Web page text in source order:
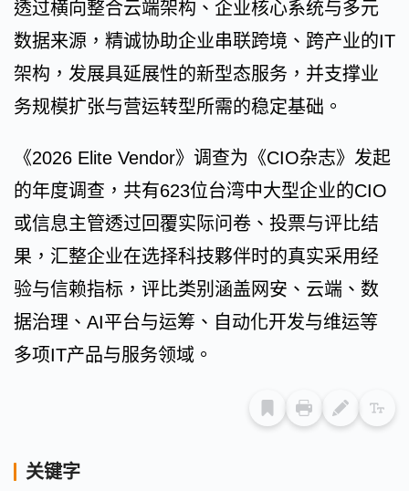
透过横向整合云端架构、企业核心系统与多元
数据来源，精诚协助企业串联跨境、跨产业的IT
架构，发展具延展性的新型态服务，并支撑业
务规模扩张与营运转型所需的稳定基础。
《2026 Elite Vendor》调查为《CIO杂志》发起
的年度调查，共有623位台湾中大型企业的CIO
或信息主管透过回覆实际问卷、投票与评比结
果，汇整企业在选择科技夥伴时的真实采用经
验与信赖指标，评比类别涵盖网安、云端、数
据治理、AI平台与运筹、自动化开发与维运等
多项IT产品与服务领域。
关键字